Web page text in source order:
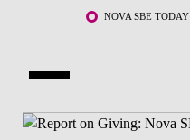
Saltar para o conteúdo principalNOVA SBE TODAY
SOBRE NÓS